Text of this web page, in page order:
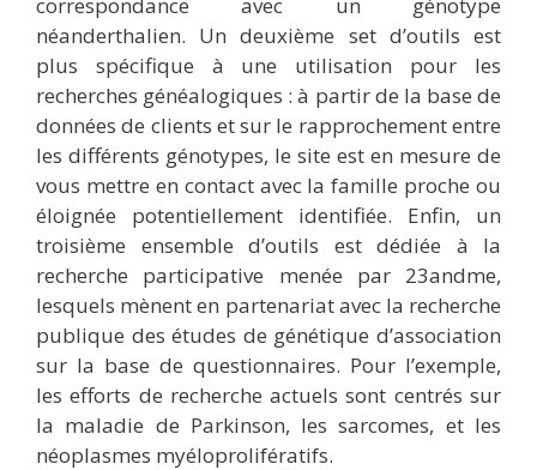
néanderthalien. Un deuxième set d’outils est
plus spécifique à une utilisation pour les
recherches généalogiques : à partir de la base de
données de clients et sur le rapprochement entre
les différents génotypes, le site est en mesure de
vous mettre en contact avec la famille proche ou
éloignée potentiellement identifiée. Enfin, un
troisième ensemble d’outils est dédiée à la
recherche participative menée par 23andme,
lesquels mènent en partenariat avec la recherche
publique des études de génétique d’association
sur la base de questionnaires. Pour l’exemple,
les efforts de recherche actuels sont centrés sur
la maladie de Parkinson, les sarcomes, et les
néoplasmes myéloprolifératifs.